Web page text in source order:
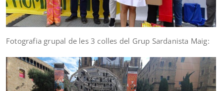
Fotografia grupal de les 3 colles del Grup Sardanista Maig: